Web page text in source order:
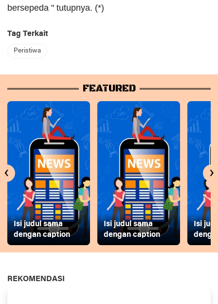
bersepeda " tutupnya. (*)
Tag Terkait
Peristiwa
FEATURED
Isi judul sama
dengan caption
Isi judul sama
dengan caption
Isi
‹ ›
REKOMENDASI